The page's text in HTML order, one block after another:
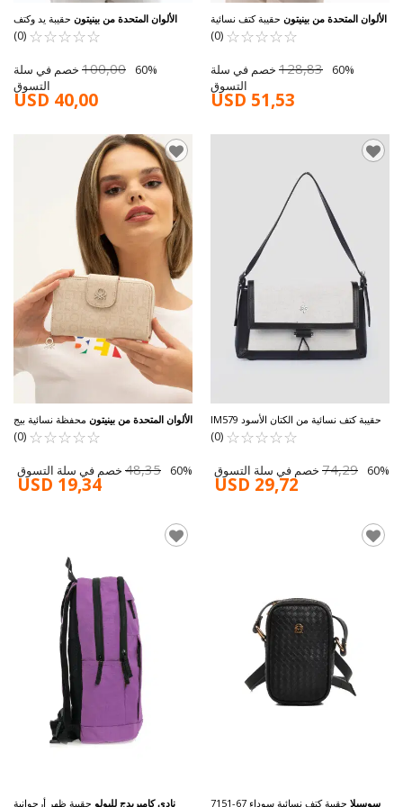
الألوان المتحدة من بينيتون حقيبة يد وكتف
نسائية من حجر الزمرد BNT-1600
☆
☆
☆
☆
☆ ★
★
★
★
★
(0)
100,00 60% خصم في سلة
التسوق
USD 40,00
الألوان المتحدة من بينيتون حقيبة كتف نسائية
سوداء BNT-1533 ☆
☆
☆
☆
☆ ★
★
★
★
★
(0)
128,83 60% خصم في سلة
التسوق
USD 51,53
الألوان المتحدة من بينيتون محفظة نسائية بيج
BNT-1301
☆
☆
☆
☆
☆ ★
★
★
★
★
(0)
48,35 60% خصم في سلة التسوق
USD 19,34
حقيبة كتف نسائية من الكتان الأسود IM579
☆
☆
☆
☆
☆ ★
★
★
★
★
(0)
74,29 60% خصم في سلة التسوق
USD 29,72
نادي كامبريدج للبولو حقيبة ظهر أرجوانية
سوسيلا حقيبة كتف نسائية سوداء 67-7151